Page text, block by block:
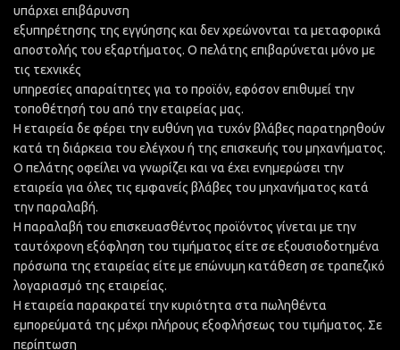
υπάρχει επιβάρυνση
εξυπηρέτησης της εγγύησης και δεν χρεώνονται τα μεταφορικά
αποστολής του εξαρτήματος. Ο πελάτης επιβαρύνεται μόνο με
τις τεχνικές
υπηρεσίες απαραίτητες για το προϊόν, εφόσον επιθυμεί την
τοποθέτησή του από την εταιρείας μας.
Η εταιρεία δε φέρει την ευθύνη για τυχόν βλάβες παρατηρηθούν
κατά τη διάρκεια του ελέγχου ή της επισκευής του μηχανήματος.
Ο πελάτης οφείλει να γνωρίζει και να έχει ενημερώσει την
εταιρεία για όλες τις εμφανείς βλάβες του μηχανήματος κατά
την παραλαβή.
Η παραλαβή του επισκευασθέντος προϊόντος γίνεται με την
ταυτόχρονη εξόφληση του τιμήματος είτε σε εξουσιοδοτημένα
πρόσωπα της εταιρείας είτε με επώνυμη κατάθεση σε τραπεζικό
λογαριασμό της εταιρείας.
Η εταιρεία παρακρατεί την κυριότητα στα πωληθέντα
εμπορεύματά της μέχρι πλήρους εξοφλήσεως του τιμήματος. Σε
περίπτωση